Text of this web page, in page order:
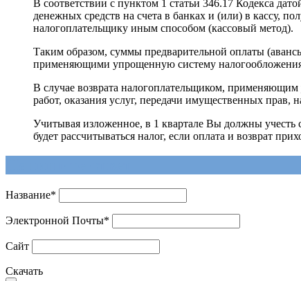
В соответствии с пунктом 1 статьи 346.17 Кодекса
денежных средств на счета в банках и (или) в кассу,
налогоплательщику иным способом (кассовый метод).
Таким образом, суммы предварительной оплаты
применяющими упрощенную систему
В случае возврата налогоплательщиком,
работ, оказания услуг, передачи имущественных прав,
Учитывая изложенное, в 1 квартале Вы должны учесть
будет рассчитываться налог, если оплата и возврат
Название*
Электронной Почты*
Сайт
Скачать